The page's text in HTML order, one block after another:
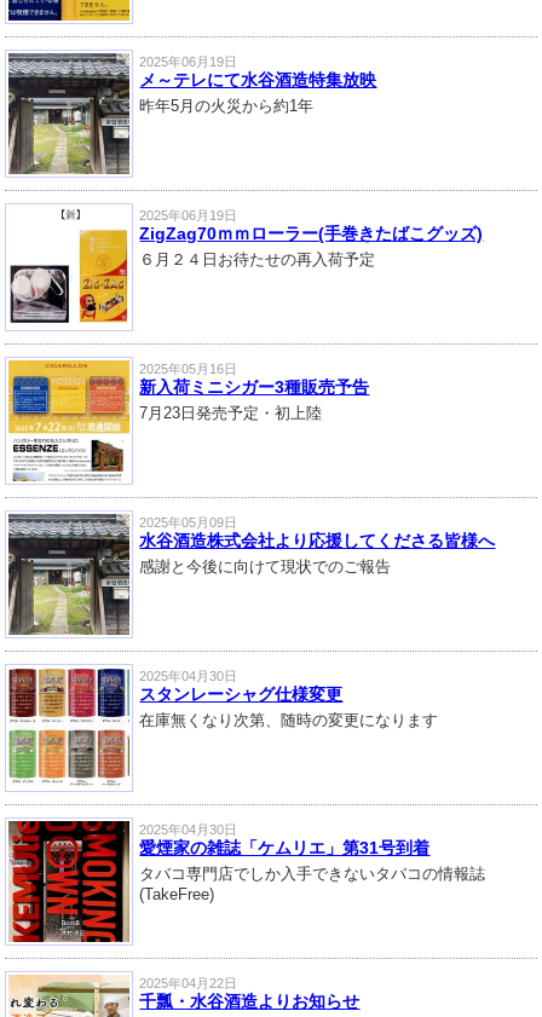
2025年06月19日
メ～テレにて水谷酒造特集放映
昨年5月の火災から約1年
2025年06月19日
ZigZag70ｍｍローラー(手巻きたばこグッズ)
６月２４日お待たせの再入荷予定
2025年05月16日
新入荷ミニシガー3種販売予告
7月23日発売予定・初上陸
2025年05月09日
水谷酒造株式会社より応援してくださる皆様へ
感謝と今後に向けて現状でのご報告
2025年04月30日
スタンレーシャグ仕様変更
在庫無くなり次第、随時の変更になります
2025年04月30日
愛煙家の雑誌「ケムリエ」第31号到着
タバコ専門店でしか入手できないタバコの情報誌
(TakeFree)
2025年04月22日
千瓢・水谷酒造よりお知らせ